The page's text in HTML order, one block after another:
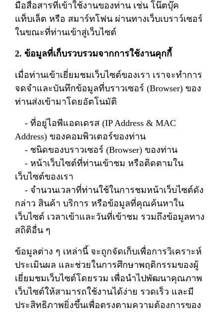
มือสื่อสารที่เข้าใช้งานของท่าน เช่น โน๊ตบุ๊ค
แท็บเล็ต หรือ สมาร์ทโฟน ผ่านทางเว็บเบราว์เซอร์
ในขณะที่ท่านเข้าสู่เว็บไซต์
2. ข้อมูลที่เก็บรวบรวมจากการใช้งานคุกกี้
เมื่อท่านเข้าเยี่ยมชมเว็บไซต์ของเรา เราจะทำการ
จดจำและบันทึกข้อมูลที่บราวเซอร์ (Browser) ของ
ท่านส่งเข้ามาโดยอัตโนมัติ
- ที่อยู่ไอพีแอดเดรส (IP Address & MAC
Address) ของคอมพิวเตอร์ของท่าน
- ชนิดของบราวเซอร์ (Browser) ของท่าน
- หน้าเว็บไซต์ที่ท่านเข้าชม หรือติดตามใน
เว็บไซต์ของเรา
- จำนวนเวลาที่ท่านใช้ในการชมหน้าเว็บไซต์ดัง
กล่าว สินค้า บริการ หรือข้อมูลที่คุณค้นหาใน
เว็บไซต์ เวลาเข้าและวันที่เข้าชม รวมถึงข้อมูลทาง
สถิติอื่น ๆ
ข้อมูลต่าง ๆ เหล่านี้ จะถูกจัดเก็บเพื่อการวิเคราะห์
ประเมินผล และช่วยในการศึกษาพฤติกรรมของผู้
เยี่ยมชมเว็บไซต์โดยรวม เพื่อนำไปพัฒนาคุณภาพ
เว็บไซต์ให้สามารถใช้งานได้ง่าย รวดเร็ว และมี
ประสิทธิภาพยิ่งขึ้นเพื่อตรงตามความต้องการของ